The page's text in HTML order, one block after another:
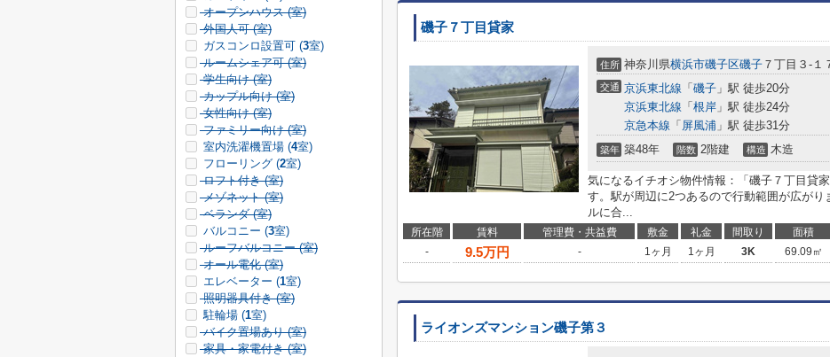
磯子７丁目貸家
住所 神奈川県横浜市磯子区磯子 ７丁目３-１
交通 京浜東北線 「 磯子 」駅 徒歩20分
京浜東北線 「 根岸 」駅 徒歩24分
京急本線 「 屏風浦 」駅 徒歩31分
築年 築48年 階数 2階建 構造 木造
気になるイチオシ物件情報：「磯子７丁目貸
す。駅が周辺に2つあるので行動範囲が広がり
ルに合...
所在階 賃料 管理費・共益費 敷金 礼金 間取り 面積
-
9.5万円 - 1ヶ月 1ヶ月 3K 69.09㎡
ライオンズマンション磯子第３
オープンハウス (室)
外国人可 (室)
ガスコンロ設置可 (3室)
ルームシェア可 (室)
学生向け (室)
カップル向け (室)
女性向け (室)
ファミリー向け (室)
室内洗濯機置場 (4室)
フローリング (2室)
ロフト付き (室)
メゾネット (室)
ベランダ (室)
バルコニー (3室)
ルーフバルコニー (室)
オール電化 (室)
エレベーター (1室)
照明器具付き (室)
駐輪場 (1室)
バイク置場あり (室)
家具・家電付き (室)